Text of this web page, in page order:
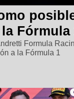
Fórmula
Formula
a la Fórmula 1